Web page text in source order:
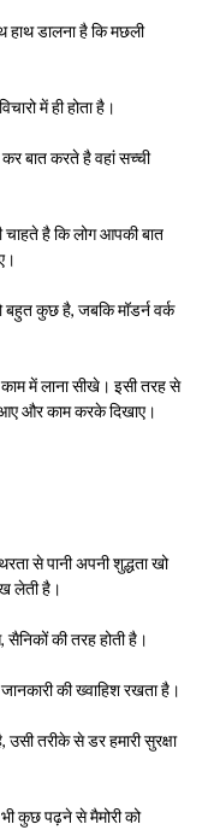
हाथ डालना है कि मछली
में ही होता है।
बात करते है वहां सच्ची
है कि लोग आपकी बात
कुछ है, जबकि मॉडर्न वर्क
काम में लाना सीखे। इसी तरह से
आए और काम करके दिखाए।
से पानी अपनी शुद्धता खो
लेती है।
सैनिकों की तरह होती है।
की ख्वाहिश रखता है।
तरीके से डर हमारी सुरक्षा
कुछ पढ़ने से मैमोरी को